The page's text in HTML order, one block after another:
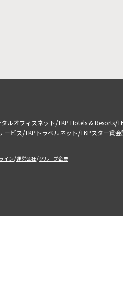
ルオフィスネット/TKP Hotels & Resorts/
ービス/TKPトラベルネット/TKPスター貸会
イン/運営会社/グループ企業